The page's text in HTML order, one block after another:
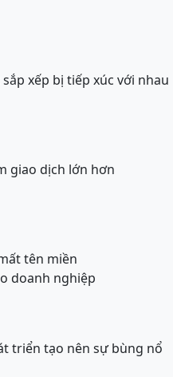
xếp bị tiếp xúc với nhau
giao dịch lớn hơn
tên miền
doanh nghiệp
triển tạo nên sự bùng nổ